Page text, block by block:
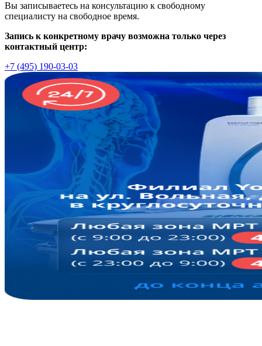
Вы записываетесь на консультацию к свободному
специалисту на свободное время.
Запись к конкретному врачу возможна только через
контактный центр:
+7 (495) 190-03-03